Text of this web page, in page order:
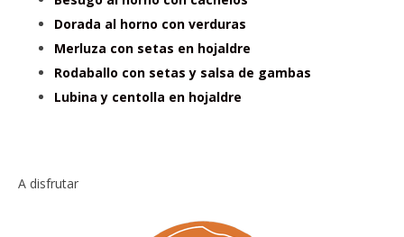
Dorada al horno con verduras
Merluza con setas en hojaldre
Rodaballo con setas y salsa de gambas
Lubina y centolla en hojaldre
A disfrutar